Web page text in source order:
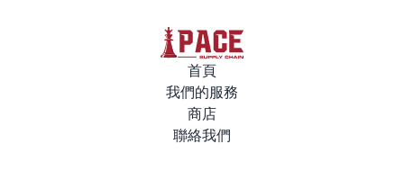
首頁
我們的服務
商店
聯絡我們